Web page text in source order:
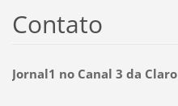
Contato
Jornal1 no Canal 3 da Claro